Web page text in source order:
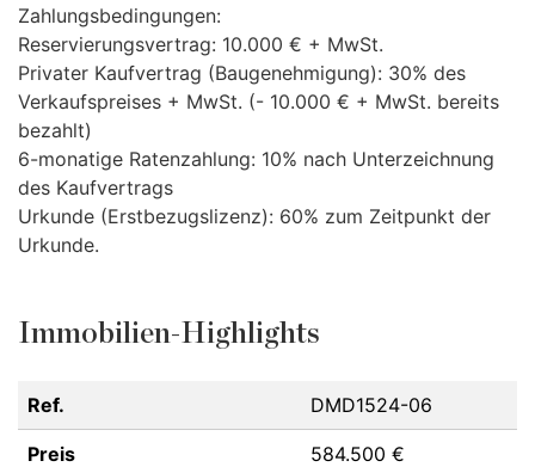
Zahlungsbedingungen:
Reservierungsvertrag: 10.000 € + MwSt.
Privater Kaufvertrag (Baugenehmigung): 30% des
Verkaufspreises + MwSt. (- 10.000 € + MwSt. bereits
bezahlt)
6-monatige Ratenzahlung: 10% nach Unterzeichnung
des Kaufvertrags
Urkunde (Erstbezugslizenz): 60% zum Zeitpunkt der
Urkunde.
Immobilien-Highlights
Ref. DMD1524-06
Preis 584.500 €